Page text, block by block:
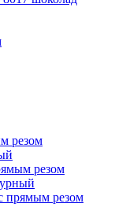
резом
резом
прямым резом